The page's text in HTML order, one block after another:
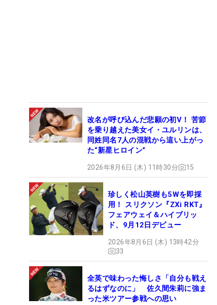
改名が呼び込んだ悲願の初V！ 苦節
を乗り越えた美女イ・ユルリンは、
同姓同名7人の混戦から這い上がっ
た“新星ヒロイン”
2026年8月6日 (木) 11時30分 15
珍しく松山英樹も5Wを即採
用！ スリクソン『ZXi RKT』
フェアウェイ＆ハイブリッ
ド、9月12日デビュー
2026年8月6日 (木) 13時42分
33
全英で味わった悔しさ「自分も戦え
るはずなのに」 佐久間朱莉に強ま
った米ツアー参戦への思い